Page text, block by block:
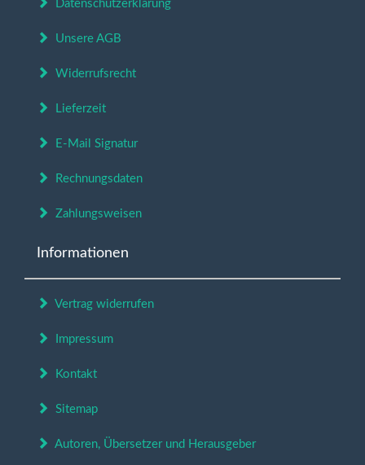
Datenschutzerklärung
Unsere AGB
Widerrufsrecht
Lieferzeit
E-Mail Signatur
Rechnungsdaten
Zahlungsweisen
Informationen
Vertrag widerrufen
Impressum
Kontakt
Sitemap
Autoren, Übersetzer und Herausgeber